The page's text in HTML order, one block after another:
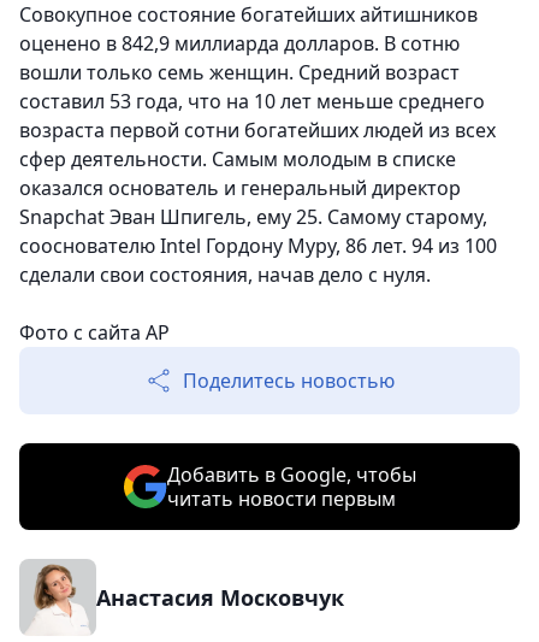
Совокупное состояние богатейших айтишников
оценено в 842,9 миллиарда долларов. В сотню
вошли только семь женщин. Средний возраст
составил 53 года, что на 10 лет меньше среднего
возраста первой сотни богатейших людей из всех
сфер деятельности. Самым молодым в списке
оказался основатель и генеральный директор
Snapchat Эван Шпигель, ему 25. Самому старому,
сооснователю Intel Гордону Муру, 86 лет. 94 из 100
сделали свои состояния, начав дело с нуля.
Фото с сайта AP
Поделитесь новостью
Добавить в Google, чтобы
читать новости первым
Анастасия Московчук